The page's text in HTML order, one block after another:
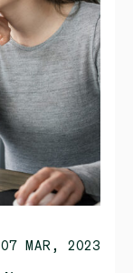
07 MAR, 2023